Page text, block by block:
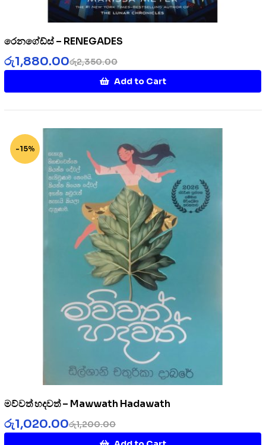
රෙනගේඩ්ස් – RENEGADES
රු2,350.00
රු1,880.00
Add to Cart
-15%
මව්වත් හදවත් – Mawwath Hadawath
රු1,200.00
රු1,020.00